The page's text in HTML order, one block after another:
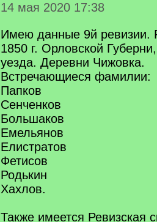
14 мая 2020 17:38
Имею данные 9й ревизии.
1850 г. Орловской
уезда. Деревни Чижовка.
Встречающиеся фамилии:
Папков
Сенченков
Большаков
Емельянов
Елистратов
Фетисов
Родькин
Хахлов.
Также имеется Ревизская